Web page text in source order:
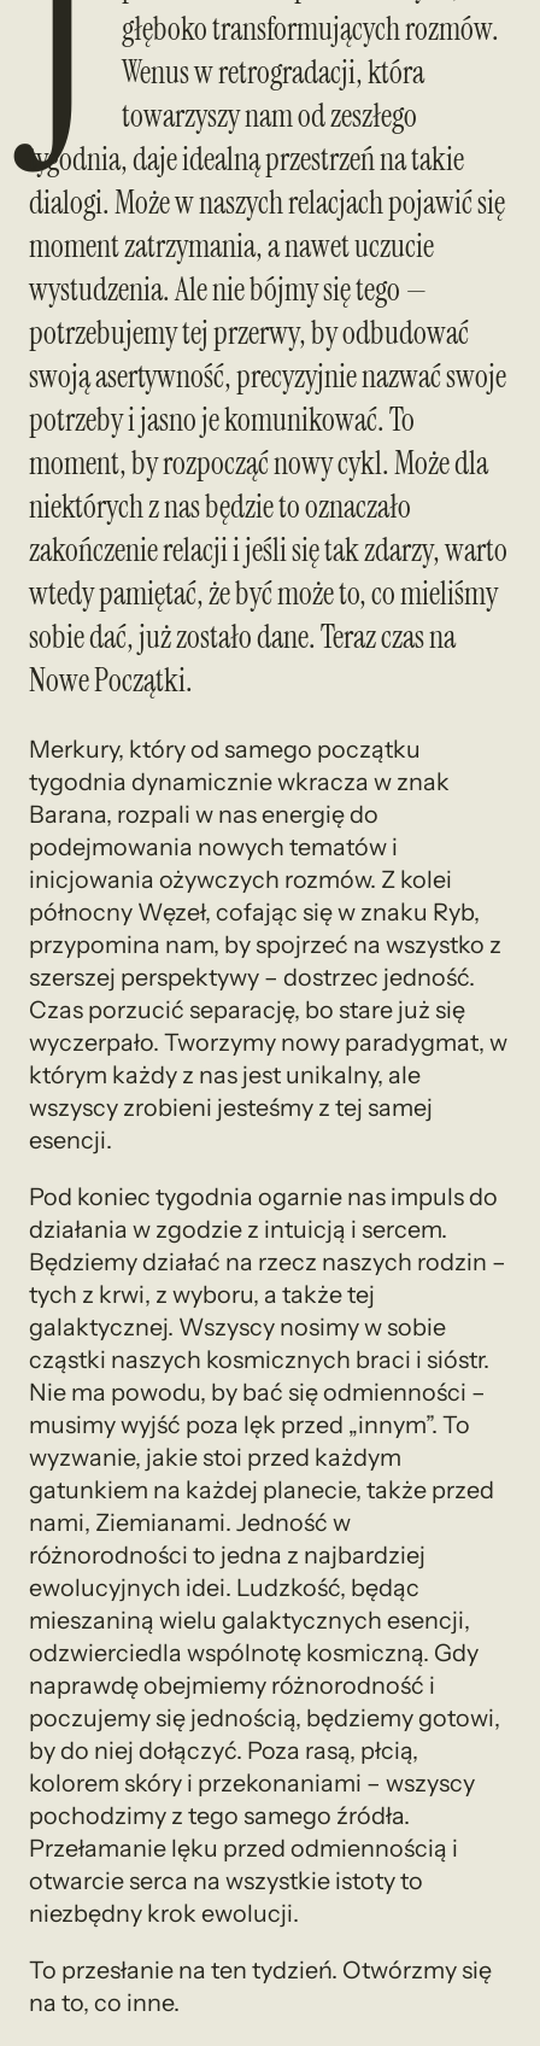
głęboko transformujących rozmów.
Wenus w retrogradacji, która
towarzyszy nam od zeszłego
tygodnia, daje idealną przestrzeń na takie
dialogi. Może w naszych relacjach pojawić się
moment zatrzymania, a nawet uczucie
wystudzenia. Ale nie bójmy się tego —
potrzebujemy tej przerwy, by odbudować
swoją asertywność, precyzyjnie nazwać swoje
potrzeby i jasno je komunikować. To
moment, by rozpocząć nowy cykl. Może dla
niektórych z nas będzie to oznaczało
zakończenie relacji i jeśli się tak zdarzy, warto
wtedy pamiętać, że być może to, co mieliśmy
sobie dać, już zostało dane. Teraz czas na
Nowe Początki.
Merkury, który od samego początku
tygodnia dynamicznie wkracza w znak
Barana, rozpali w nas energię do
podejmowania nowych tematów i
inicjowania ożywczych rozmów. Z kolei
północny Węzeł, cofając się w znaku Ryb,
przypomina nam, by spojrzeć na wszystko z
szerszej perspektywy – dostrzec jedność.
Czas porzucić separację, bo stare już się
wyczerpało. Tworzymy nowy paradygmat, w
którym każdy z nas jest unikalny, ale
wszyscy zrobieni jesteśmy z tej samej
esencji.
Pod koniec tygodnia ogarnie nas impuls do
działania w zgodzie z intuicją i sercem.
Będziemy działać na rzecz naszych rodzin –
tych z krwi, z wyboru, a także tej
galaktycznej. Wszyscy nosimy w sobie
cząstki naszych kosmicznych braci i sióstr.
Nie ma powodu, by bać się odmienności –
musimy wyjść poza lęk przed „innym”. To
wyzwanie, jakie stoi przed każdym
gatunkiem na każdej planecie, także przed
nami, Ziemianami. Jedność w
różnorodności to jedna z najbardziej
ewolucyjnych idei. Ludzkość, będąc
mieszaniną wielu galaktycznych esencji,
odzwierciedla wspólnotę kosmiczną. Gdy
naprawdę obejmiemy różnorodność i
poczujemy się jednością, będziemy gotowi,
by do niej dołączyć. Poza rasą, płcią,
kolorem skóry i przekonaniami – wszyscy
pochodzimy z tego samego źródła.
Przełamanie lęku przed odmiennością i
otwarcie serca na wszystkie istoty to
niezbędny krok ewolucji.
To przesłanie na ten tydzień. Otwórzmy się
na to, co inne.